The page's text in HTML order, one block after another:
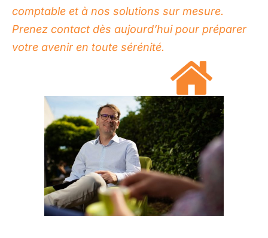
comptable et à nos solutions sur mesure.
Prenez contact dès aujourd’hui pour préparer
votre avenir en toute sérénité.